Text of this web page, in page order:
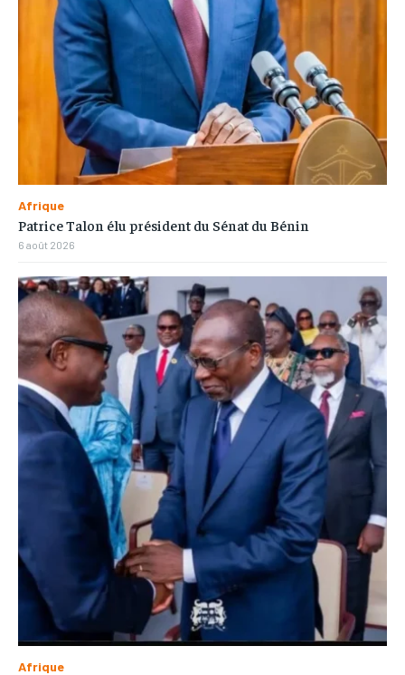
Afrique
Patrice Talon élu président du Sénat du Bénin
6 août 2026
Afrique